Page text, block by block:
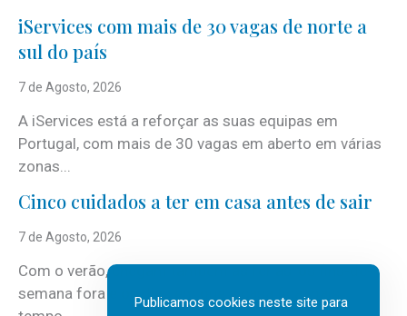
iServices com mais de 30 vagas de norte a
sul do país
7 de Agosto, 2026
A iServices está a reforçar as suas equipas em
Portugal, com mais de 30 vagas em aberto em várias
zonas...
Cinco cuidados a ter em casa antes de sair
7 de Agosto, 2026
Com o verão, chegam também as férias, os fins-de-
semana fora e os dias em que a casa fica mais
Publicamos cookies neste site para